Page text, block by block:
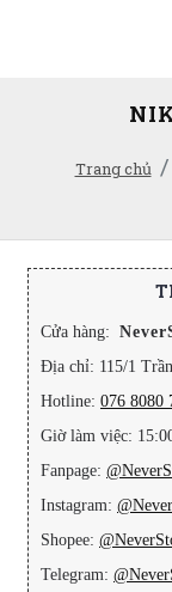
Trang chủ
Cửa hàng:
Địa chỉ: 115/1
Hotline: 076 8080
Giờ làm việc:
Fanpage:
Instagram:
Shopee:
Telegram: